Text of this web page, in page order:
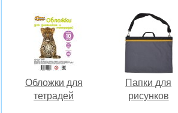
Обложки для
тетрадей
Папки для
рисунков